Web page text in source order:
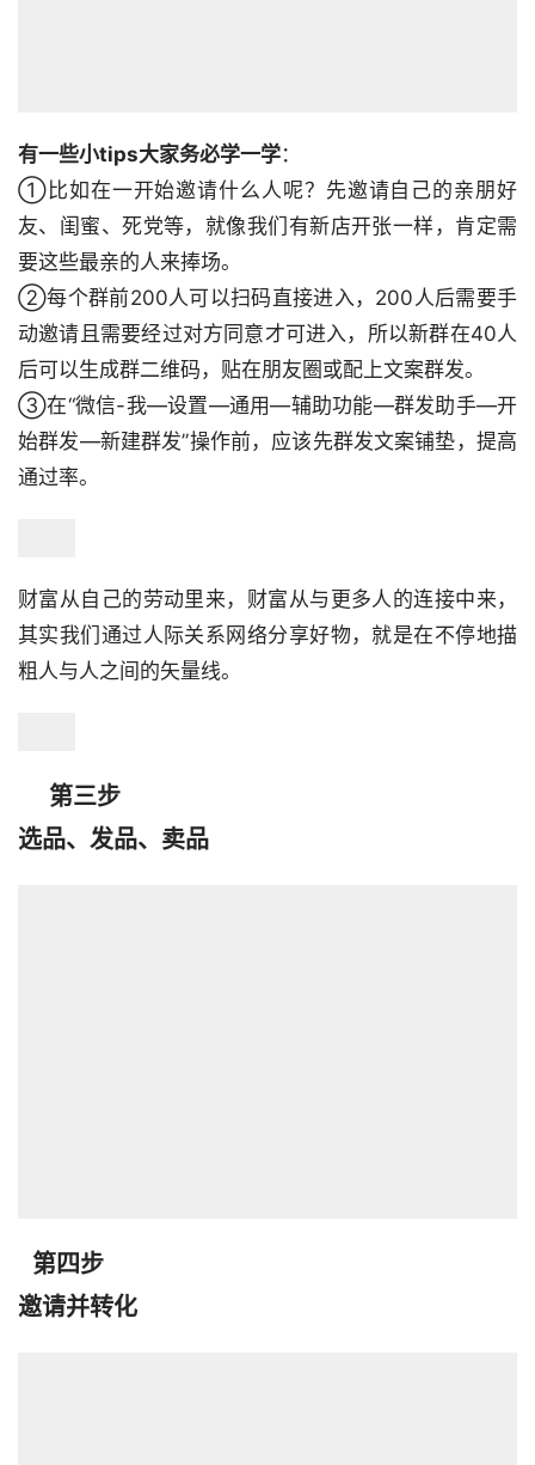
有一些小tips大家务必学一学：
①比如在一开始邀请什么人呢？先邀请自己的亲朋好
友、闺蜜、死党等，就像我们有新店开张一样，肯定需
要这些最亲的人来捧场。
②每个群前200人可以扫码直接进入，200人后需要手
动邀请且需要经过对方同意才可进入，所以新群在40人
后可以生成群二维码，贴在朋友圈或配上文案群发。
③在“微信-我—设置—通用—辅助功能—群发助手—开
始群发—新建群发”操作前，应该先群发文案铺垫，提高
通过率。
财富从自己的劳动里来，财富从与更多人的连接中来，
其实我们通过人际关系网络分享好物，就是在不停地描
粗人与人之间的矢量线。
    第三步
选品、发品、卖品
第四步
邀请并转化